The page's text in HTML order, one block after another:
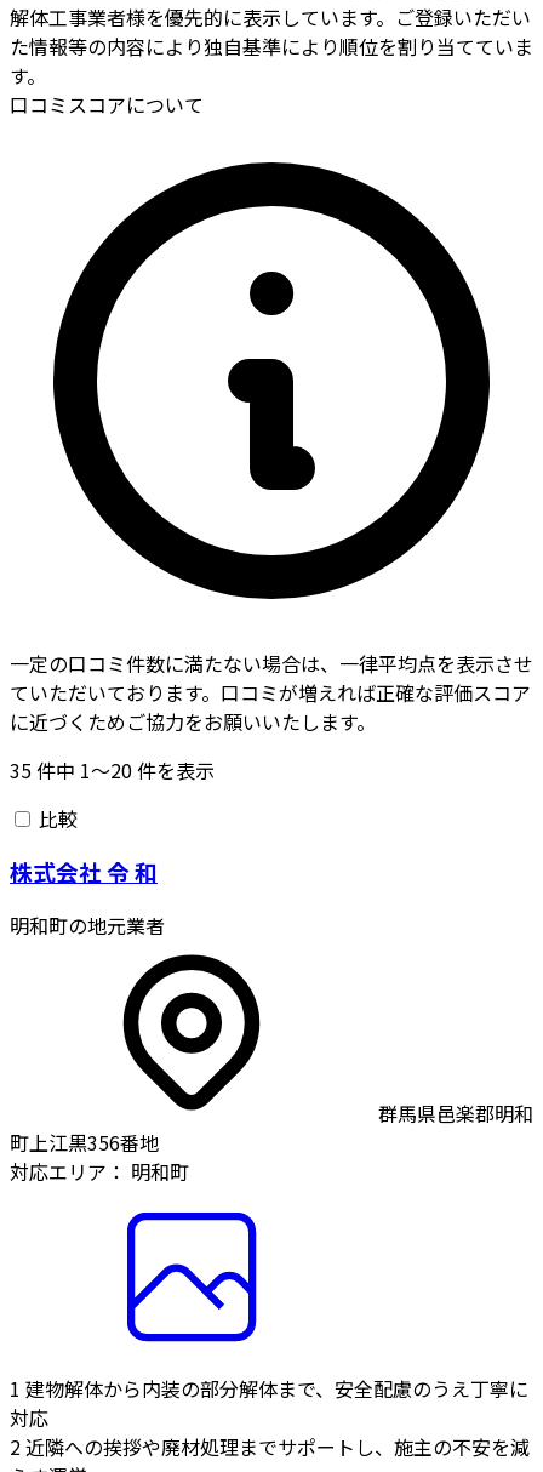
解体工事業者様を優先的に表示しています。ご登録いただい
た情報等の内容により独自基準により順位を割り当てていま
す。
口コミスコアについて
一定の口コミ件数に満たない場合は、一律平均点を表示させ
ていただいております。口コミが増えれば正確な評価スコア
に近づくためご協力をお願いいたします。
35件中 1〜20件を表示
比較
株式会社 令 和
明和町の地元業者
群馬県邑楽郡明和
町上江黒356番地
対応エリア： 明和町
1 建物解体から内装の部分解体まで、安全配慮のうえ丁寧に
対応
2近隣への挨拶や廃材処理までサポートし、施主の不安を減